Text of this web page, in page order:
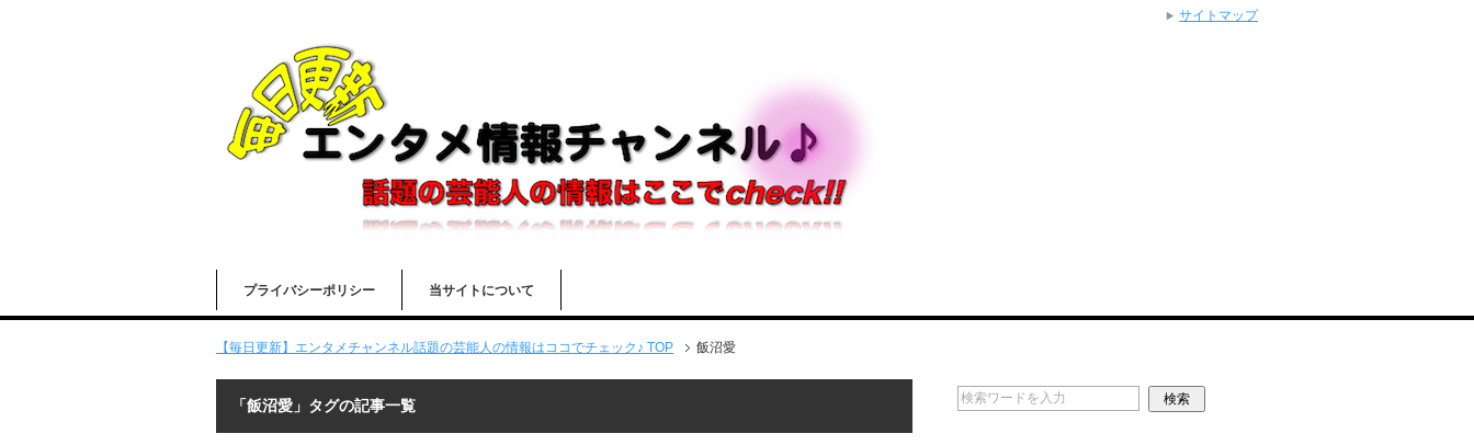
プライバシーポリシー 当サイトについて
【毎日更新】エンタメチャンネル話題の芸能人の情報はココでチェック♪ TOP 飯沼愛
「飯沼愛」タグの記事一覧
サイトマップ